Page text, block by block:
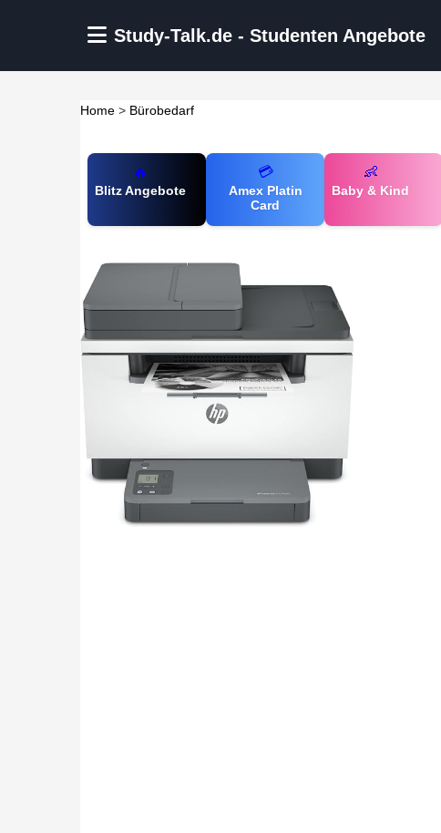
Study-Talk.de - Studenten Angebote
Home > Bürobedarf
🔥
Blitz Angebote
💳
Amex Platin
Card
👶
Baby & Kind